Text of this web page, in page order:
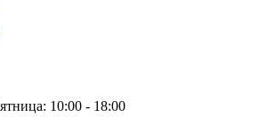
10:00 - 18:00